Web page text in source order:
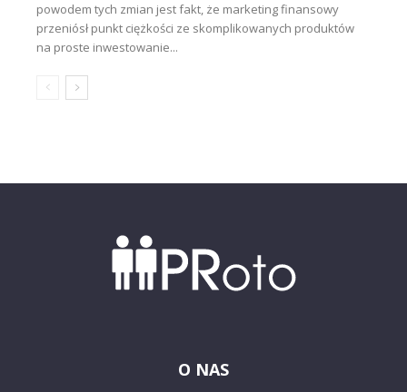
powodem tych zmian jest fakt, że marketing finansowy
przeniósł punkt ciężkości ze skomplikowanych produktów
na proste inwestowanie...
O NAS